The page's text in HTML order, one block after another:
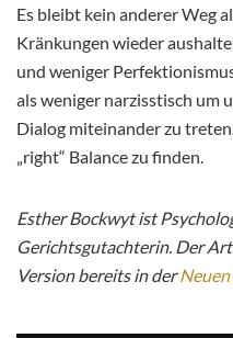
Es bleibt kein anderer Weg
Kränkungen wieder
und weniger
als weniger narzisstisch um
Dialog miteinander zu
„right“ Balance zu finden.
Esther Bockwyt ist
Gerichtsgutachterin. Der
Version bereits in der